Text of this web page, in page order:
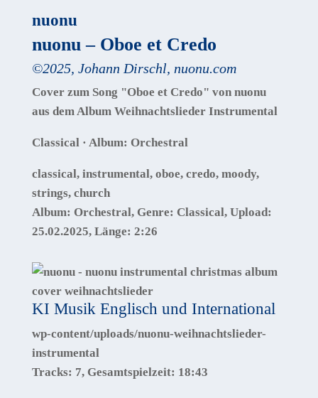
nuonu
nuonu – Oboe et Credo
©2025, Johann Dirschl, nuonu.com
Cover zum Song "Oboe et Credo" von nuonu
aus dem Album Weihnachtslieder Instrumental
Classical · Album: Orchestral
classical, instrumental, oboe, credo, moody,
strings, church
Album: Orchestral, Genre: Classical, Upload:
25.02.2025, Länge: 2:26
KI Musik Englisch und International
wp-content/uploads/nuonu-weihnachtslieder-
instrumental
Tracks: 7, Gesamtspielzeit: 18:43